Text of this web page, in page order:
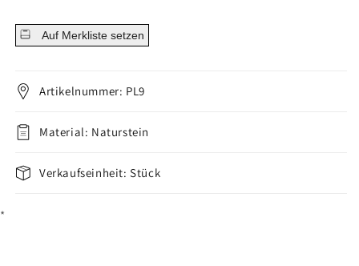
für
Plug
Obsidian
für
Plug
Obsidian
Auf Merkliste setzen
Artikelnummer: PL9
Material: Naturstein
Verkaufseinheit: Stück
*